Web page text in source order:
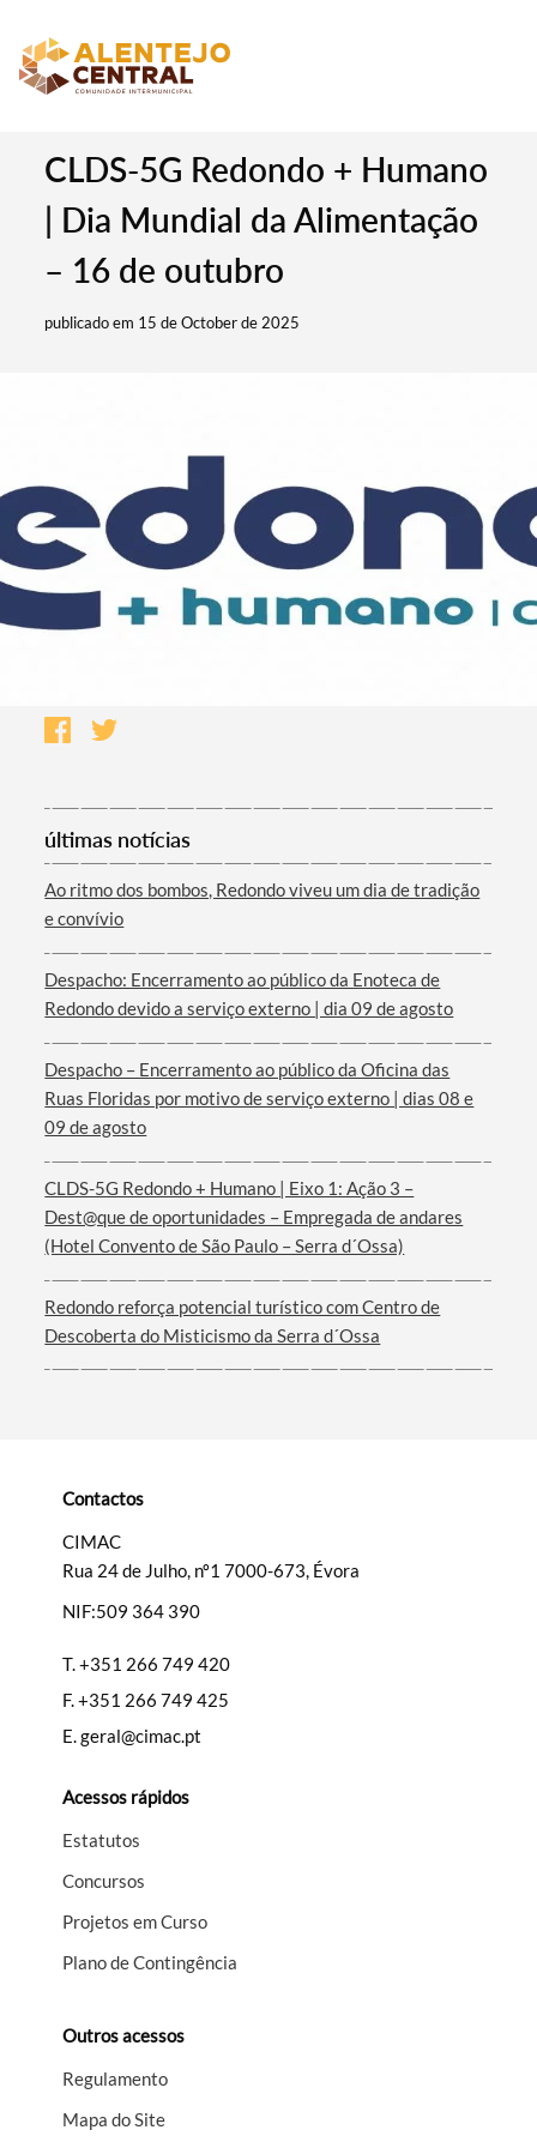
Termo de Pesquisa
CLDS-5G Redondo + Humano
| Dia Mundial da Alimentação
– 16 de outubro
publicado em 15 de October de 2025
últimas notícias
Ao ritmo dos bombos, Redondo viveu um dia de tradição
e convívio
Despacho: Encerramento ao público da Enoteca de
Redondo devido a serviço externo | dia 09 de agosto
Despacho – Encerramento ao público da Oficina das
Ruas Floridas por motivo de serviço externo | dias 08 e
09 de agosto
CLDS-5G Redondo + Humano | Eixo 1: Ação 3 –
Dest@que de oportunidades – Empregada de andares
(Hotel Convento de São Paulo – Serra d´Ossa)
Redondo reforça potencial turístico com Centro de
Descoberta do Misticismo da Serra d´Ossa
Contactos
CIMAC
Rua 24 de Julho, nº1 7000-673, Évora
NIF:509 364 390
T.+351 266 749 420
F.+351 266 749 425
E.geral@cimac.pt
Acessos rápidos
Estatutos
Concursos
Projetos em Curso
Plano de Contingência
Outros acessos
Regulamento
Mapa do Site